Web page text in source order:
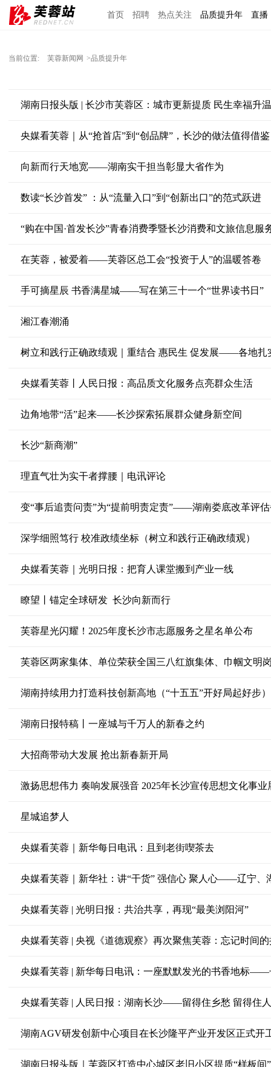
首页 招聘 热点关注 品质提升年 直播
当前位置: 芙蓉新闻网 >品质提升年
湖南日报头版 | 长沙市芙蓉区：城市更新提质 民生幸福升温
央媒看芙蓉｜从“抢首店”到“创品牌”，长沙的做法值得借鉴
向新而行天地宽——湖南实干担当彰显大省作为
数读“长沙首发” ：从“流量入口”到“创新出口”的范式跃进
“购在中国·首发长沙”青春消费季暨长沙消费和文旅信息服
在芙蓉，被爱着——芙蓉区总工会“投资于人”的温暖答卷
手可摘星辰 书香满星城——写在第三十一个“世界读书日”
湘江春潮涌
树立和践行正确政绩观｜重结合 惠民生 促发展——各地扎
央媒看芙蓉丨人民日报：高品质文化服务点亮群众生活
边角地带“活”起来——长沙探索拓展群众健身新空间
长沙“新商潮”
理直气壮为实干者撑腰｜电讯评论
深学细照笃行 校准政绩坐标（树立和践行正确政绩观）
央媒看芙蓉｜光明日报：把育人课堂搬到产业一线
瞭望丨锚定全球研发 长沙向新而行
芙蓉星光闪耀！2025年度长沙市志愿服务之星名单公布
芙蓉区两家集体、单位荣获全国三八红旗集体、巾帼文明
湖南持续用力打造科技创新高地（“十五五”开好局起好步）
湖南日报特稿丨一座城与千万人的新春之约
大招商带动大发展 抢出新春新开局
激扬思想伟力 奏响发展强音 2025年长沙宣传思想文化事
星城追梦人
央媒看芙蓉｜新华每日电讯：且到老街喫茶去
央媒看芙蓉 | 光明日报：共治共享，再现“最美浏阳河”
央媒看芙蓉 | 央视《道德观察》再次聚焦芙蓉：忘记时间
央媒看芙蓉 | 人民日报：湖南长沙——留得住乡愁 留得住
湖南AGV研发创新中心项目在长沙隆平产业开发区正式开
湖南日报头版｜芙蓉区打造中心城区老旧小区提质“样板间”